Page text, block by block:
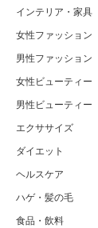
インテリア・家具
女性ファッション
男性ファッション
女性ビューティー
男性ビューティー
エクササイズ
ダイエット
ヘルスケア
ハゲ・髪の毛
食品・飲料